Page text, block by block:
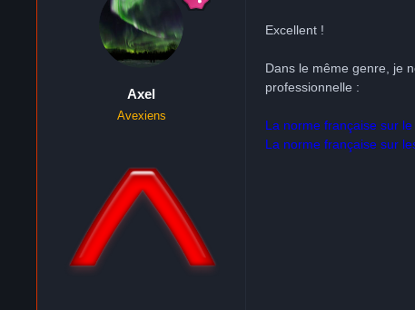
Axel
Avexiens
Excellent !
Dans le même genre, je
professionnelle :
La norme française sur
La norme française sur